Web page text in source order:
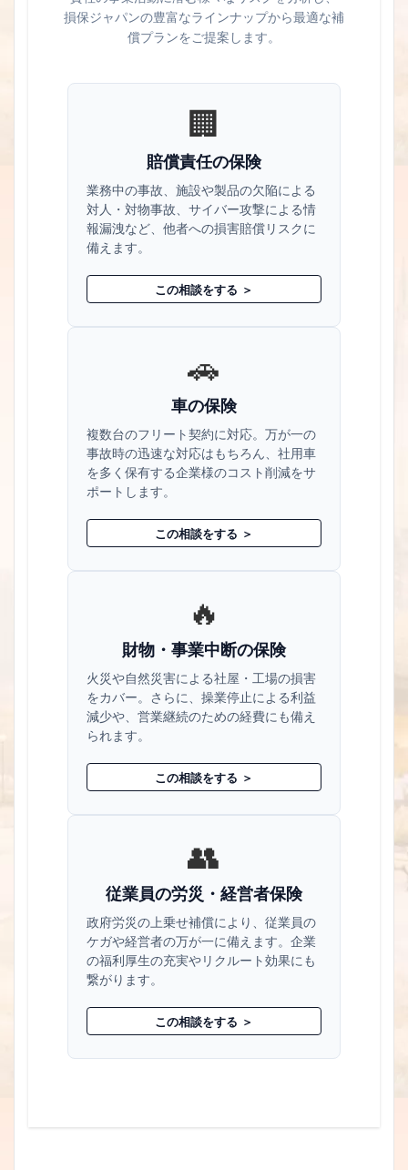
損保ジャパンの豊富なラインナップから最適な補
償プランをご提案します。
🏢
賠償責任の保険
業務中の事故、施設や製品の欠陥による
対人・対物事故、サイバー攻撃による情
報漏洩など、他者への損害賠償リスクに
備えます。
この相談をする ＞
🚗
車の保険
複数台のフリート契約に対応。万が一の
事故時の迅速な対応はもちろん、社用車
を多く保有する企業様のコスト削減をサ
ポートします。
この相談をする ＞
🔥
財物・事業中断の保険
火災や自然災害による社屋・工場の損害
をカバー。さらに、操業停止による利益
減少や、営業継続のための経費にも備え
られます。
この相談をする ＞
👥
従業員の労災・経営者保険
政府労災の上乗せ補償により、従業員の
ケガや経営者の万が一に備えます。企業
の福利厚生の充実やリクルート効果にも
繋がります。
この相談をする ＞